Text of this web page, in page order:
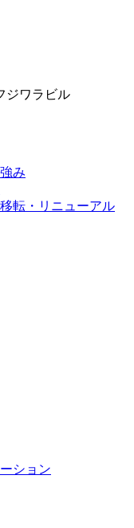
ジワラビル
み
転・リニューアル
ション